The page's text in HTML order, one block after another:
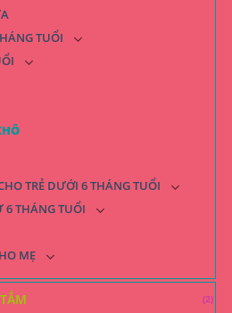
TUỔI
TRẺ DƯỚI 6 THÁNG TUỔI
6 THÁNG TUỔI
MẸ
(2)